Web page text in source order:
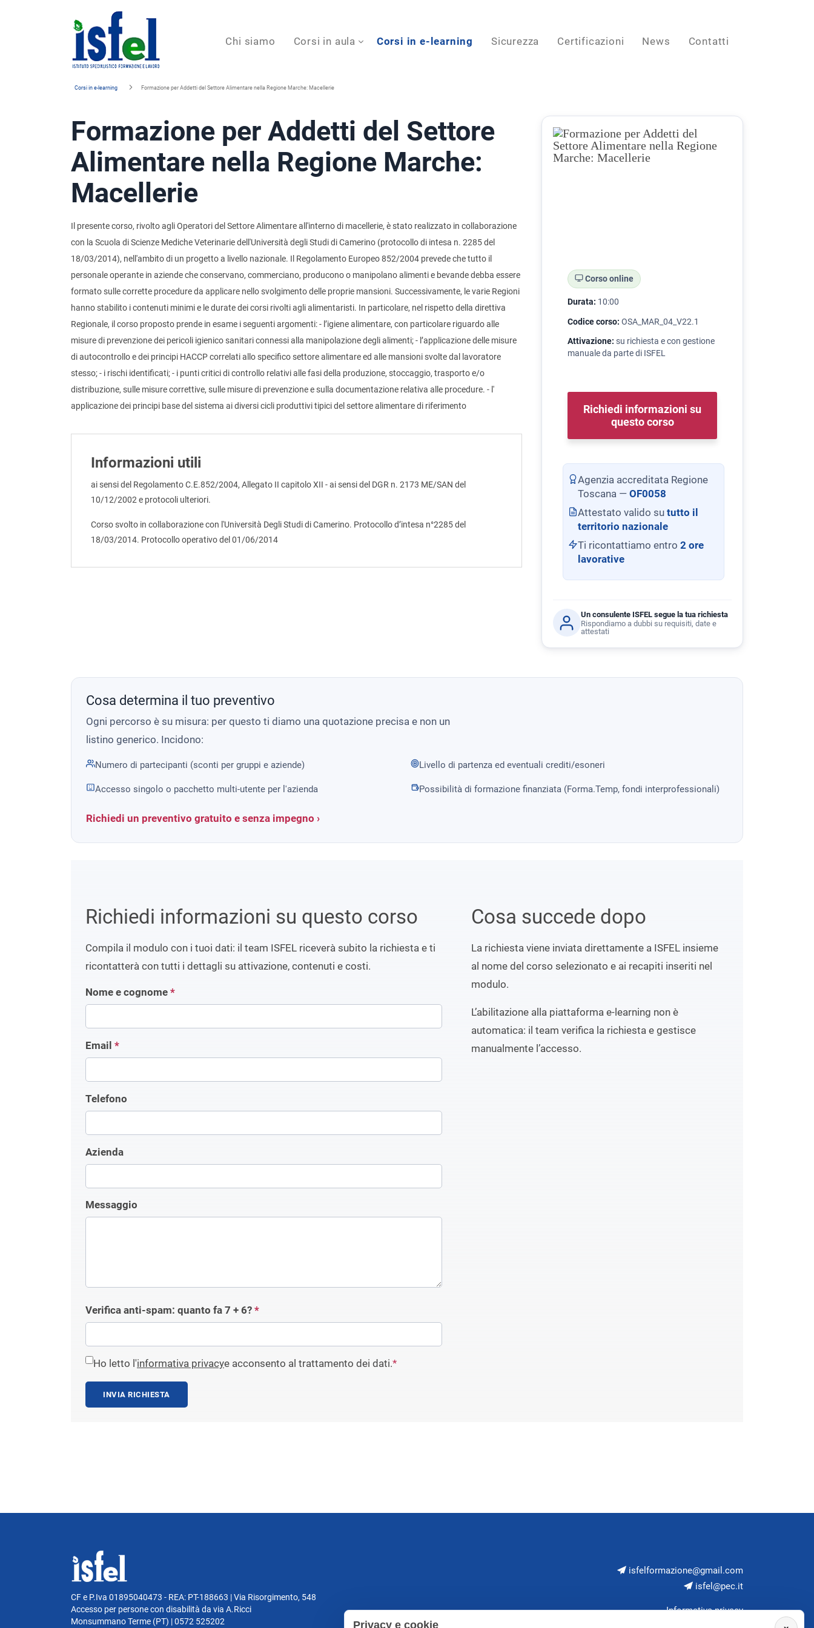
Istituto
formazione
e
lavoro
Chi siamo Corsi in aula Corsi in e-learning Sicurezza Certificazioni News Contatti
Corsi in e-learning Formazione per Addetti del Settore Alimentare nella Regione Marche: Macellerie
Formazione per Addetti del Settore
Alimentare nella Regione Marche:
Macellerie
Il presente corso, rivolto agli Operatori del Settore Alimentare all'interno di macellerie, è stato realizzato in collaborazione
con la Scuola di Scienze Mediche Veterinarie dell'Università degli Studi di Camerino (protocollo di intesa n. 2285 del
18/03/2014), nell'ambito di un progetto a livello nazionale. Il Regolamento Europeo 852/2004 prevede che tutto il
personale operante in aziende che conservano, commerciano, producono o manipolano alimenti e bevande debba essere
formato sulle corrette procedure da applicare nello svolgimento delle proprie mansioni. Successivamente, le varie Regioni
hanno stabilito i contenuti minimi e le durate dei corsi rivolti agli alimentaristi. In particolare, nel rispetto della direttiva
Regionale, il corso proposto prende in esame i seguenti argomenti: - l’igiene alimentare, con particolare riguardo alle
misure di prevenzione dei pericoli igienico sanitari connessi alla manipolazione degli alimenti; - l’applicazione delle misure
di autocontrollo e dei principi HACCP correlati allo specifico settore alimentare ed alle mansioni svolte dal lavoratore
stesso; - i rischi identificati; - i punti critici di controllo relativi alle fasi della produzione, stoccaggio, trasporto e/o
distribuzione, sulle misure correttive, sulle misure di prevenzione e sulla documentazione relativa alle procedure. - l'
applicazione dei principi base del sistema ai diversi cicli produttivi tipici del settore alimentare di riferimento
Informazioni utili
ai sensi del Regolamento C.E.852/2004, Allegato II capitolo XII - ai sensi del DGR n. 2173 ME/SAN del
10/12/2002 e protocoli ulteriori.
Corso svolto in collaborazione con l'Università Degli Studi di Camerino. Protocollo d’intesa n°2285 del
18/03/2014. Protocollo operativo del 01/06/2014
Corso online
Durata: 10:00
Codice corso: OSA_MAR_04_V22.1
Attivazione: su richiesta e con gestione
manuale da parte di ISFEL
Richiedi informazioni su
questo corso
Agenzia accreditata Regione
Toscana —OF0058
Attestato valido sututto il
territorio nazionale
Ti ricontattiamo entro2 ore
lavorative
Un consulente ISFEL segue la tua richiesta
Rispondiamo a dubbi su requisiti, date e
attestati
Cosa determina il tuo preventivo
Ogni percorso è su misura: per questo ti diamo una quotazione precisa e non un
listino generico. Incidono:
Numero di partecipanti (sconti per gruppi e aziende) Livello di partenza ed eventuali crediti/esoneri
Accesso singolo o pacchetto multi-utente per l'azienda Possibilità di formazione finanziata (Forma.Temp, fondi interprofessionali)
Richiedi un preventivo gratuito e senza impegno ›
Richiedi informazioni su questo corso
Compila il modulo con i tuoi dati: il team ISFEL riceverà subito la richiesta e ti
ricontatterà con tutti i dettagli su attivazione, contenuti e costi.
Nome e cognome *
Email *
Telefono
Azienda
Messaggio
Verifica anti-spam: quanto fa 7 + 6? *
Ho letto l'informativa privacye acconsento al trattamento dei dati.*
INVIA RICHIESTA
Cosa succede dopo
La richiesta viene inviata direttamente a ISFEL insieme
al nome del corso selezionato e ai recapiti inseriti nel
modulo.
L’abilitazione alla piattaforma e-learning non è
automatica: il team verifica la richiesta e gestisce
manualmente l’accesso.
CF e P.Iva 01895040473 - REA: PT-188663 | Via Risorgimento, 548
Accesso per persone con disabilità da via A.Ricci
Monsummano Terme (PT) | 0572 525202
isfelformazione@gmail.com
isfel@pec.it
Informativa privacy
Privacy e cookie